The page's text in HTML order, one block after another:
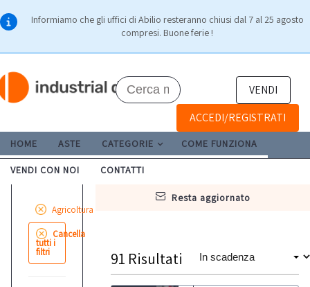
Informiamo che gli uffici di Abilio resteranno chiusi dal 7 al 25 agosto
compresi. Buone ferie !
VENDI
ACCEDI/REGISTRATI
HOME ASTE CATEGORIE COME FUNZIONA
VENDI CON NOI CONTATTI
resta aggiornato
Agricoltura
Cancella
tutti i
filtri 91 Risultati